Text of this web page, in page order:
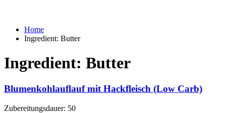
Home
Ingredient: Butter
Ingredient: Butter
Blumenkohlauflauf mit Hackfleisch (Low Carb)
Zubereitungsdauer: 50